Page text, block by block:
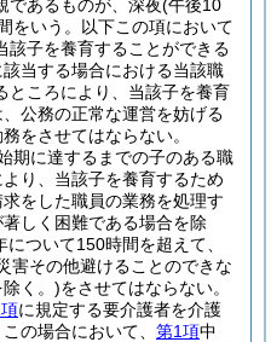
であるものが、深夜(午後10
をいう。以下この項において
該子を養育することができる
当する場合における当該職
ところにより、当該子を養育
公務の正常な運営を妨げる
をさせてはならない。
期に達するまでの子のある職
り、当該子を養育するため
をした職員の業務を処理す
しく困難である場合を除
ついて150時間を超えて、
害その他避けることのできな
く。)をさせてはならない。
に規定する要介護者を介護
この場合において、 第1項中